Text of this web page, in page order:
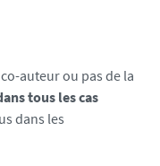
auteur ou pas de la
tous les cas
dans les